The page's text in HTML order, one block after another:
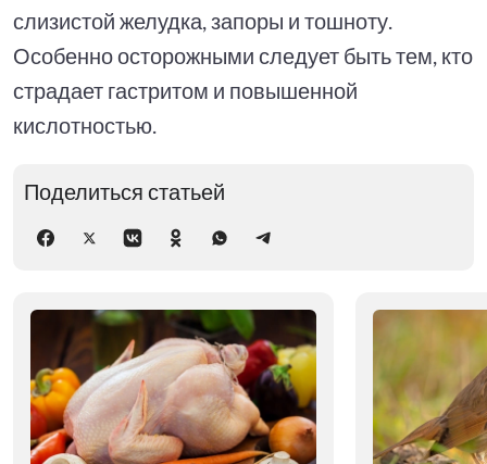
слизистой желудка, запоры и тошноту.
Особенно осторожными следует быть тем, кто
страдает гастритом и повышенной
кислотностью.
Поделиться статьей